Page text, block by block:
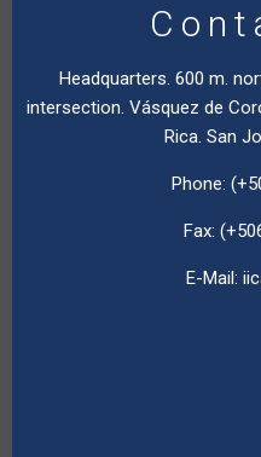
Headquarters. 600 m.
intersection. Vásquez de
Rica. San
Phone:
Fax:
E-Mail: